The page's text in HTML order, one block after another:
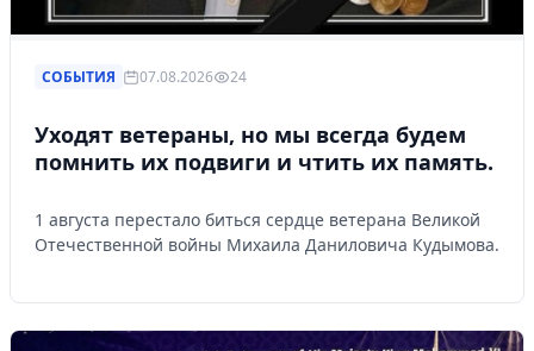
СОБЫТИЯ 07.08.2026 24
Уходят ветераны, но мы всегда будем
помнить их подвиги и чтить их память.
1 августа перестало биться сердце ветерана Великой
Отечественной войны Михаила Даниловича Кудымова.